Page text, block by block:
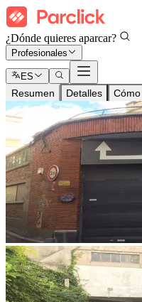
¿Dónde quieres aparcar?
Profesionales
ES
Resumen Detalles